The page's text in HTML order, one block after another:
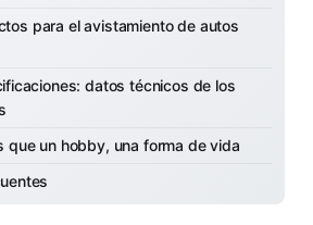
para el avistamiento de autos
datos técnicos de los
que un hobby, una forma de vida